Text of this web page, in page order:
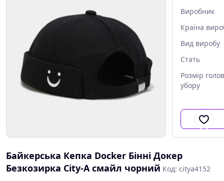
Виробник
Країна
Вид виробу
Стать
Розмір
убору
Байкерська Кепка Docker Бінні Докер
Безкозирка City-A смайл чорний Код: citya4152